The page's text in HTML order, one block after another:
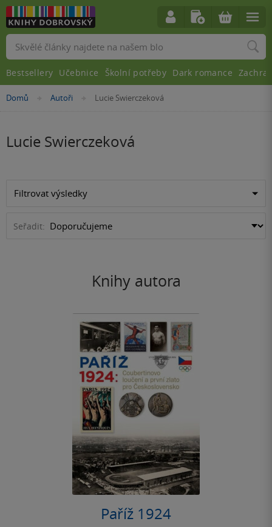
Nacházíte
Domů »Autoři »
Lucie Swierczeková
Lucie Swierczeková
Filtrovat výsledky
Seřadit:
Knihy autora
Paříž 1924
Vyhledávání
Bestsellery Učebnice Školní potřeby Dark romance